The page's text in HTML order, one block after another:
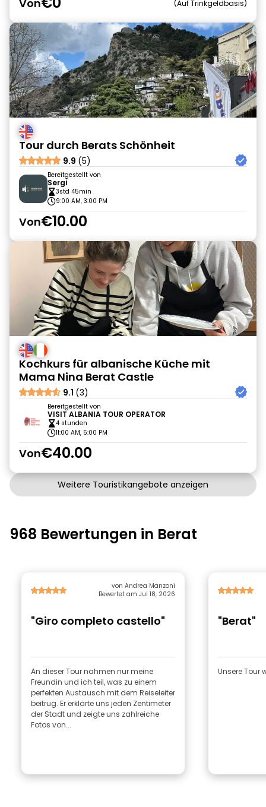
Von Auf Trinkgeldbasis
Tour durch Berats Schönheit
9.9 (5)
Bereitgestellt von
Sergi
3std 45min
9:00 AM, 3:00 PM
Von€10.00
Kochkurs für albanische Küche mit
Mama Nina Berat Castle
9.1 (3)
Bereitgestellt von
VISIT ALBANIA TOUR OPERATOR
4 stunden
11:00 AM, 5:00 PM
Von€40.00
Weitere Touristikangebote anzeigen
968 Bewertungen in Berat
von Andrea Manzoni
Bewertet am Jul 18, 2026
"Giro completo castello"
An dieser Tour nahmen nur meine
Freundin und ich teil, was zu einem
perfekten Austausch mit dem Reiseleiter
beitrug. Er erklärte uns jeden Zentimeter
der Stadt und zeigte uns zahlreiche
Fotos von...
"Berat"
Unsere Tour